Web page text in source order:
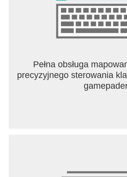
Pełna obsługa
precyzyjnego sterowania